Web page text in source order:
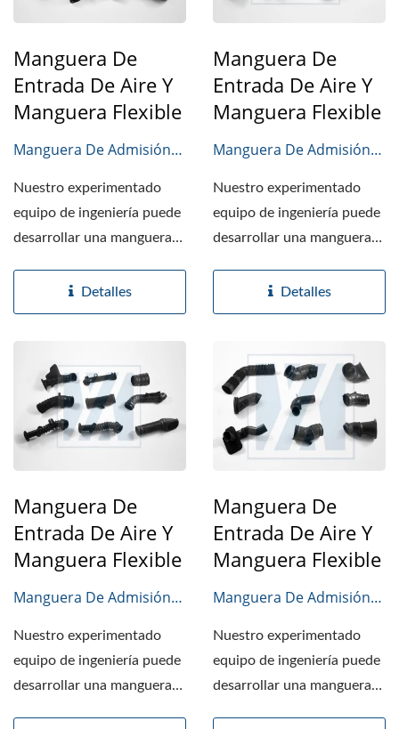
Manguera De
Entrada De Aire Y
Manguera Flexible
Manguera De Admisión
Nuestro experimentado
equipo de ingeniería puede
desarrollar una manguera
Detalles
Manguera De
Entrada De Aire Y
Manguera Flexible
Manguera De Admisión
Nuestro experimentado
equipo de ingeniería puede
desarrollar una manguera
Detalles
Manguera De
Entrada De Aire Y
Manguera Flexible
Manguera De Admisión
Nuestro experimentado
equipo de ingeniería puede
desarrollar una manguera
Manguera De
Entrada De Aire Y
Manguera Flexible
Manguera De Admisión
Nuestro experimentado
equipo de ingeniería puede
desarrollar una manguera